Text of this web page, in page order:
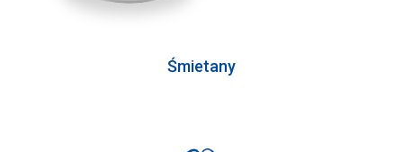
Śmietany